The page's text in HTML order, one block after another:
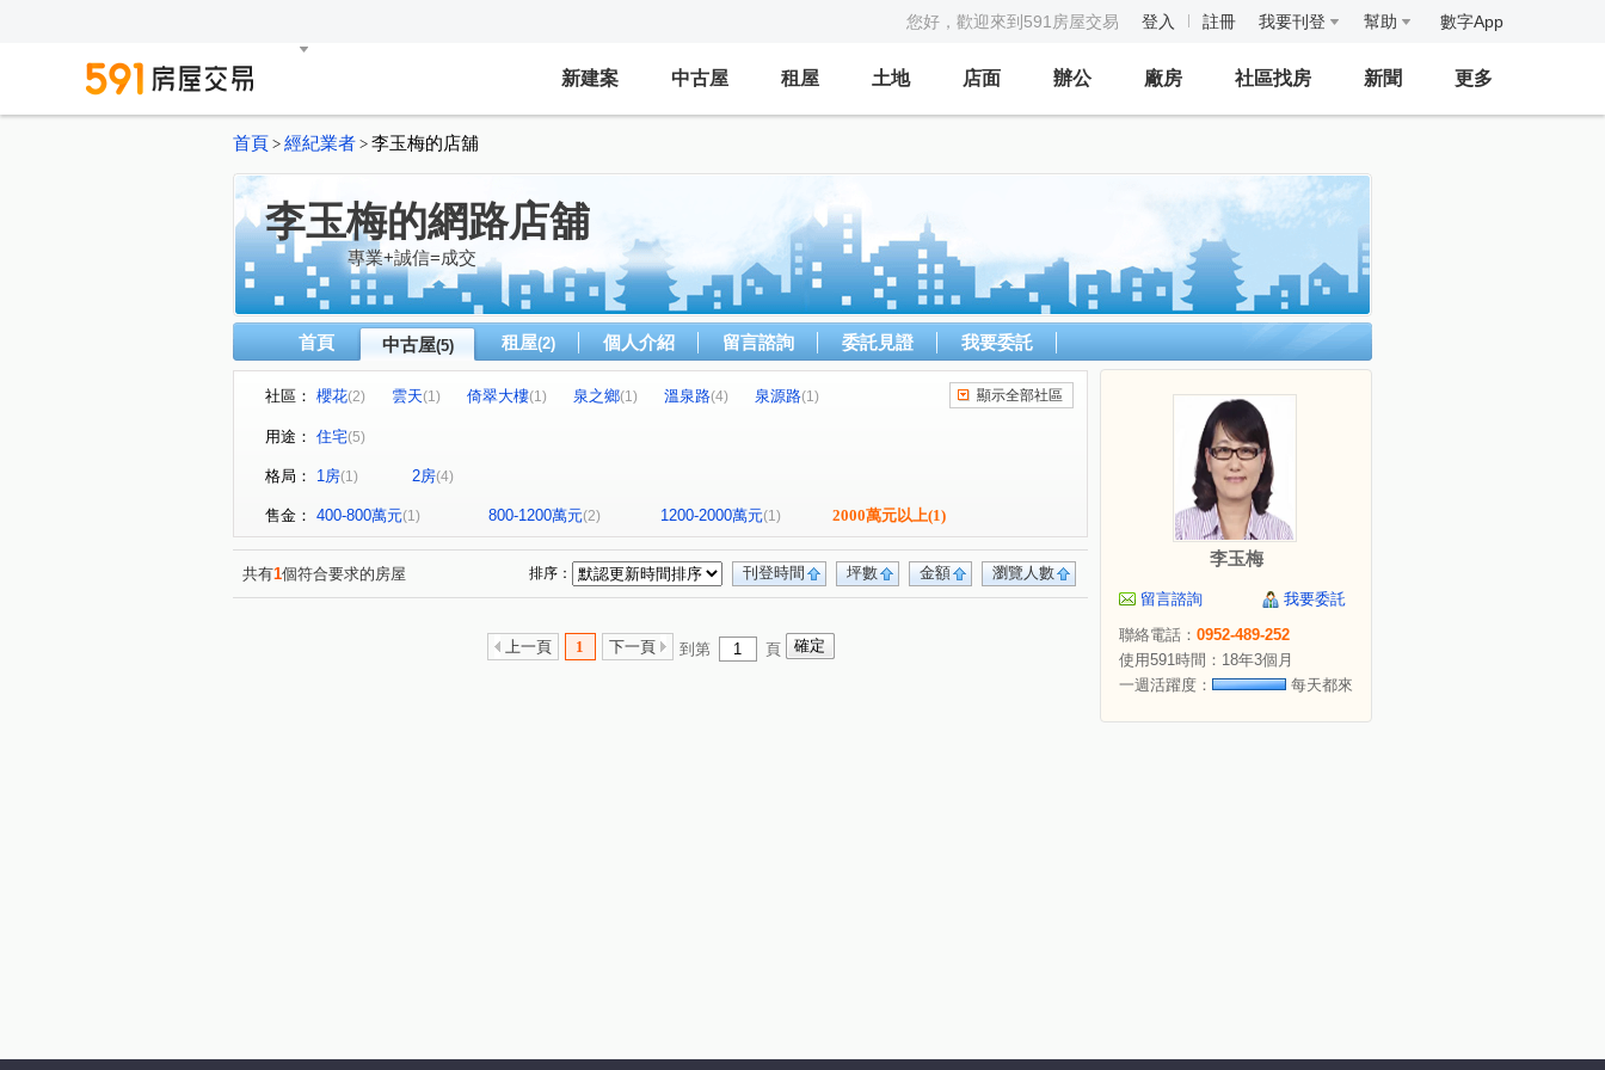
您好，歡迎來到591房屋交易 登入 註冊 我要刊登 幫助 數字App
新建案 中古屋 租屋 土地 店面 辦公 廠房 社區找房 新聞 更多
首頁 > 經紀業者 > 李玉梅的店舖
李玉梅的網路店舖
專業+誠信=成交
首頁 中古屋(5) 租屋(2) 個人介紹 留言諮詢 委託見證 我要委託
社區： 櫻花(2) 雲天(1) 倚翠大樓(1) 泉之鄉(1) 溫泉路(4) 泉源路(1) 顯示全部社區
用途： 住宅(5)
格局： 1房(1) 2房(4)
售金： 400-800萬元(1) 800-1200萬元(2) 1200-2000萬元(1) 2000萬元以上(1)
共有1個符合要求的房屋 瀏覽人數
金額
坪數
刊登時間
排序：
上一頁 1 下一頁 到第 頁
李玉梅
留言諮詢
我要委託
聯絡電話： 0952-489-252
使用591時間：18年3個月
一週活躍度：
每天都來